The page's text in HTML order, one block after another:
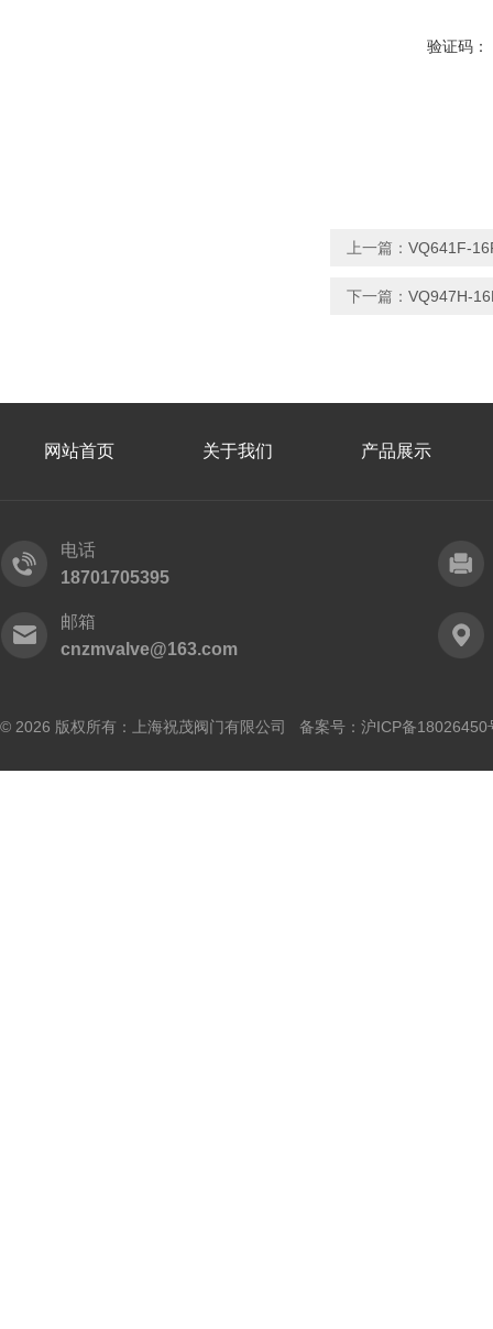
验证码：
上一篇： VQ641F-
下一篇： VQ947H-
网站首页 关于我们 产品展示
电话
18701705395
邮箱
cnzmvalve@163.com
© 2026 版权所有：上海祝茂阀门有限公司 备案号： 沪ICP备18026450